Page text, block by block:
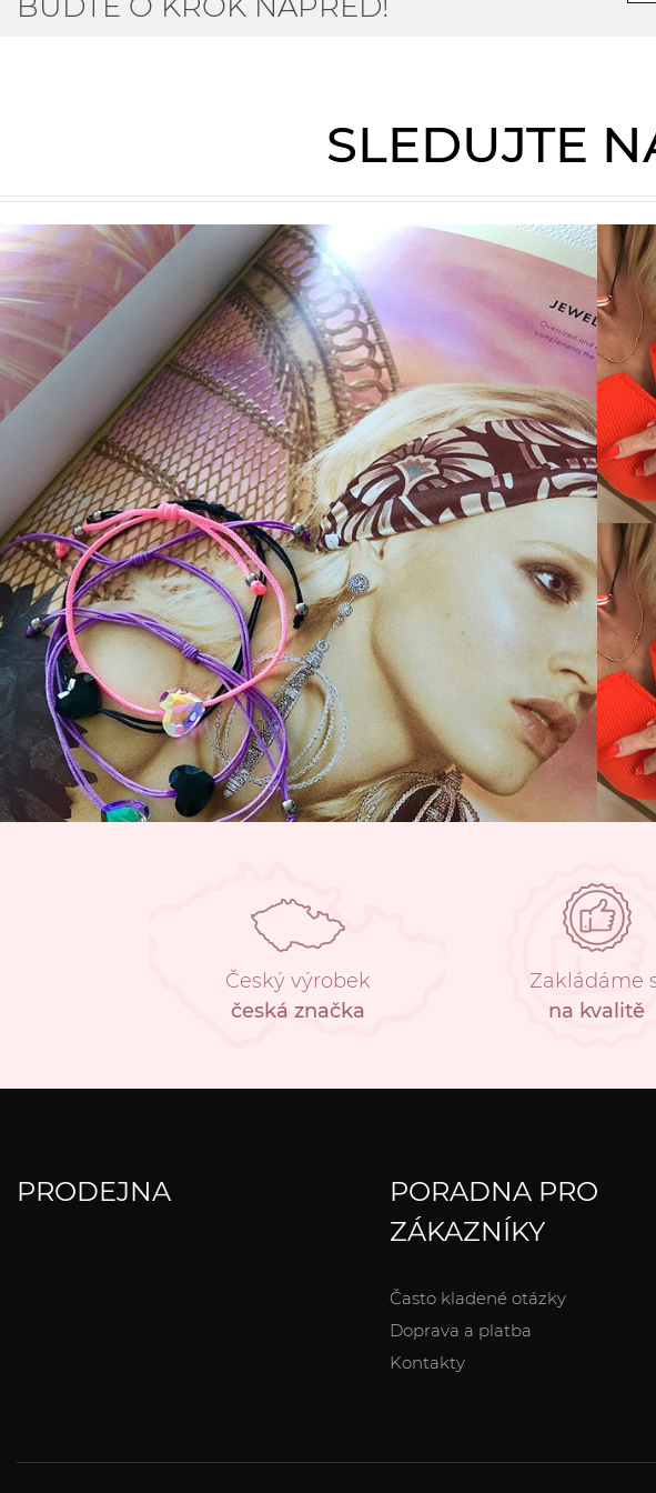
SLEDUJTE
Český výrobek
česká značka
Zakládáme
na kvalitě
PRODEJNA
PORADNA PRO
ZÁKAZNÍKY
Často kladené otázky
Doprava a platba
Kontakty